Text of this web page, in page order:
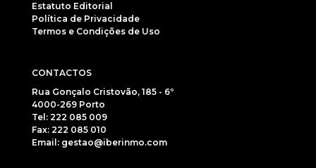
Estatuto Editorial
Política de Privacidade
Termos e Condições de Uso
CONTACTOS
Rua Gonçalo Cristovão, 185 - 6º
4000-269 Porto
Tel: 222 085 009
Fax: 222 085 010
Email: gestao@iberinmo.com